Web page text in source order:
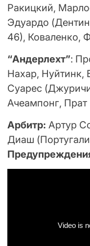
Ракицкий,
Эдуардо
46), Коваленко,
“Андерлехт”:
Нахар, Нуйтинк,
Суарес
Ачеампонг, Прат
Арбитр: Артур
Диаш